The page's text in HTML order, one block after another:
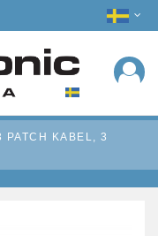
PATCH KABEL, 3